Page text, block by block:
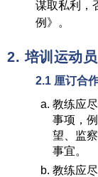
谋取私利，
例》。
2. 培训运动员
2.1 厘订合
教练应
事项，
望、监
事宜。
教练应